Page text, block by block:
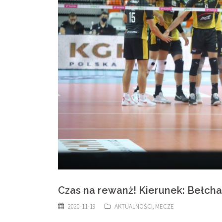
Czas na rewanż! Kierunek:
2020-11-19 AKTUALNOŚCI, MECZE